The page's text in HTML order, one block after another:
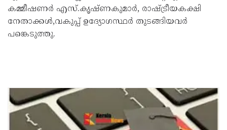
കമ്മീഷണർ എസ്.കൃഷ്ണകുമാർ, രാഷ്ട്രീയകക്ഷി
നേതാക്കൾ,വകുപ്പ് ഉദ്യോഗസ്ഥർ തുടങ്ങിയവർ
പങ്കെടുത്തു.